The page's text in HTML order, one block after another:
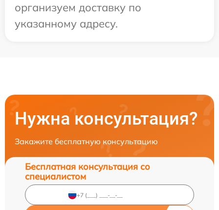
организуем доставку по
указанному адресу.
Нужна консультация?
Закажите бесплатную консультацию
Бесплатная консультация со
специалистом